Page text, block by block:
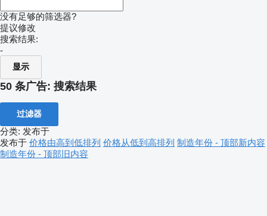
没有足够的筛选器?
提议修改
搜索结果:
-
显示
50 条广告: 搜索结果
过滤器
分类: 发布于
发布于 价格由高到低排列 价格从低到高排列 制造年份 - 顶部新内容
制造年份 - 顶部旧内容